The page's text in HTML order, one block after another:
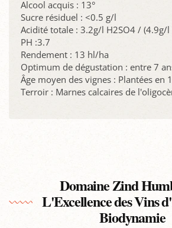
Alcool acquis : 13°
Sucre résiduel : <0.5 g/l
Acidité totale : 3.2g/l H2SO4 / (4.9g/
PH :3.7
Rendement : 13 hl/ha
Optimum de dégustation : entre 7
Âge moyen des vignes : Plantées en
Terroir : Marnes calcaires de
Domaine Zind
L'Excellence des Vins
Biodynamie